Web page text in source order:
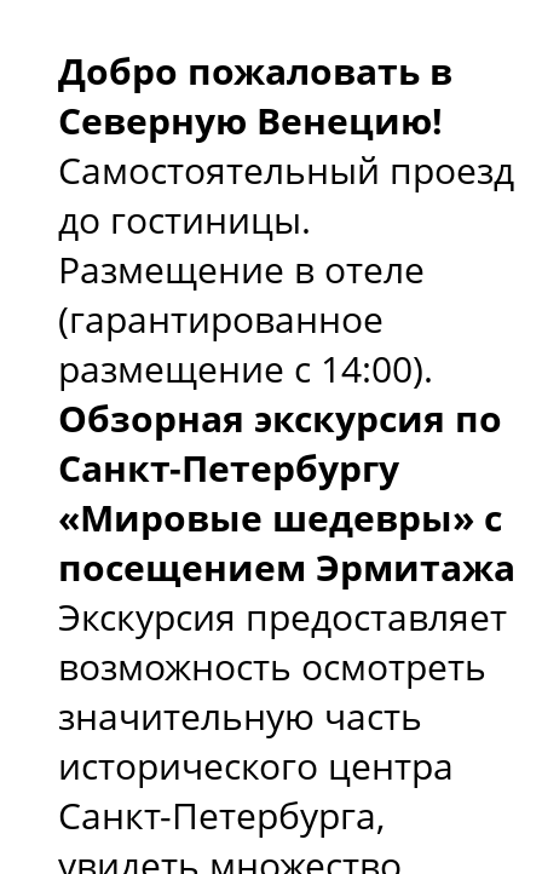
Добро пожаловать в
Северную Венецию!
Самостоятельный проезд
до гостиницы.
Размещение в отеле
(гарантированное
размещение с 14:00).
Обзорная экскурсия по
Санкт-Петербургу
«Мировые шедевры» с
посещением Эрмитажа
Экскурсия предоставляет
возможность осмотреть
значительную часть
исторического центра
Санкт-Петербурга,